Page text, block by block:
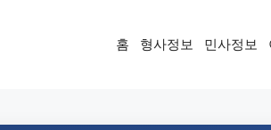
홈 형사정보 민사정보